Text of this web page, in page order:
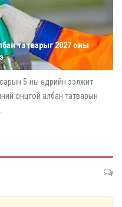
татварыг 2027 оны
5-ны өдрийн ээлжит
онцгой албан татварын